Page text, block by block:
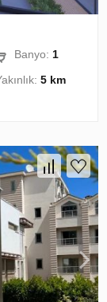
Banyo: 1
5 km